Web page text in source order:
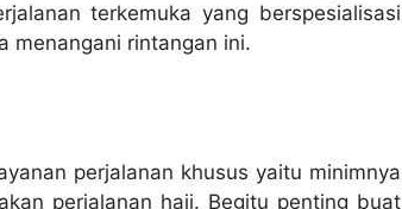
terkemuka yang berspesialisasi
menangani rintangan ini.
perjalanan khusus yaitu minimnya
perjalanan haji. Begitu penting buat